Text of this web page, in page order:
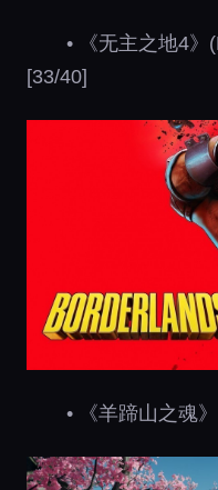
• 《无主之地4
[33/40]
• 《羊蹄山之魂